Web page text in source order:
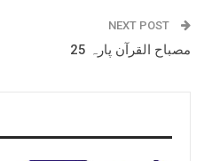
NEXT POST
مصباح القرآن پارہ 25